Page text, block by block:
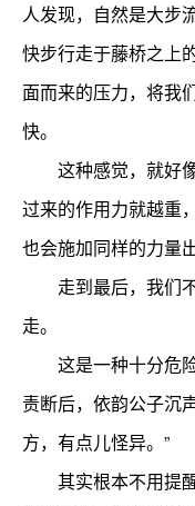
人发现，自然是大步
快步行走于藤桥之上
面而来的压力，将我
快。
这种感觉，就好像
过来的作用力就越重
也会施加同样的力量
走到最后，我们不
走。
这是一种十分危险
责断后，依韵公子沉
方，有点儿怪异。”
其实根本不用提醒